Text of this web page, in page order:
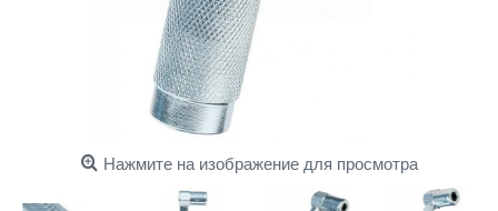
Нажмите на изображение для просмотра